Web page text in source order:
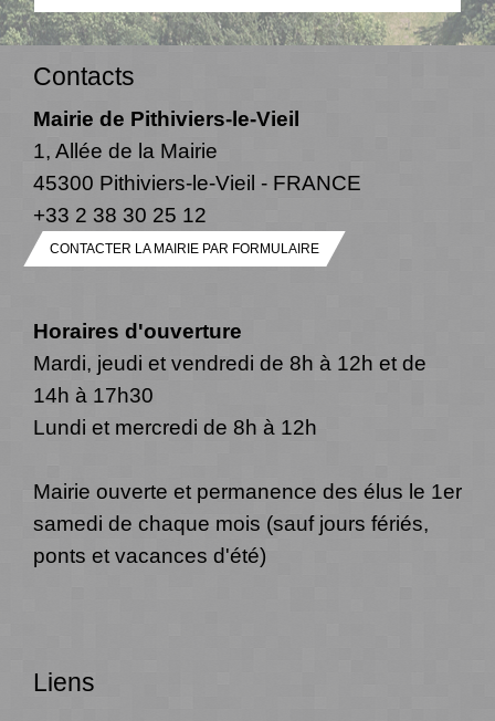
Contacts
Mairie de Pithiviers-le-Vieil
1, Allée de la Mairie
45300 Pithiviers-le-Vieil - FRANCE
+33 2 38 30 25 12
CONTACTER LA MAIRIE PAR FORMULAIRE
Horaires d'ouverture
Mardi, jeudi et vendredi de 8h à 12h et de
14h à 17h30
Lundi et mercredi de 8h à 12h
Mairie ouverte et permanence des élus le 1er
samedi de chaque mois (sauf jours fériés,
ponts et vacances d'été)
Liens